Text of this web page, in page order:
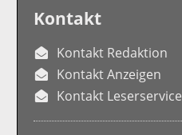
Kontakt
Kontakt Redaktion
Kontakt Anzeigen
Kontakt Leserservice